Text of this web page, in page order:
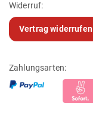
Widerruf:
Vertrag widerrufen
Zahlungsarten: